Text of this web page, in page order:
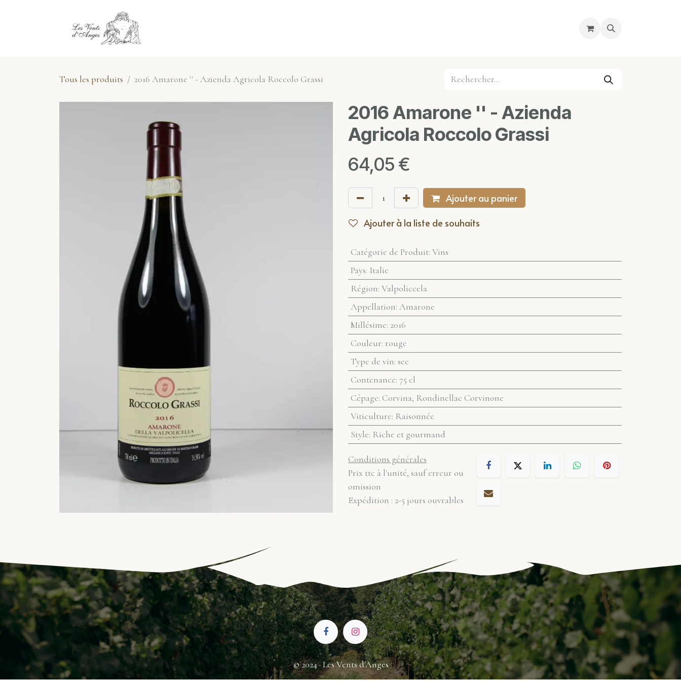
Cours
Tous les produits 2016 Amarone '' - Azienda Agricola Roccolo Grassi
2016 Amarone '' - Azienda
Agricola Roccolo Grassi
64,05 €
Ajouter au panier
Ajouter à la liste de souhaits
Catégorie de Produit: Vins
Pays: Italie
Région: Valpoliccela
Appellation: Amarone
Millésime: 2016
Couleur: rouge
Type de vin: sec
Contenance: 75 cl
Cépage: Corvina, Rondinellac Corvinone
Viticulture: Raisonnée
Style: Riche et gourmand
Conditions générales
Prix ttc à l'unité, sauf erreur ou
omission
Expédition : 2-5 jours ouvrables
© 2024 · Les Vents d'Anges